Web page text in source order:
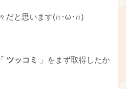
だと思います(∩･ω･∩)
ツッコミ
」をまず取得したか